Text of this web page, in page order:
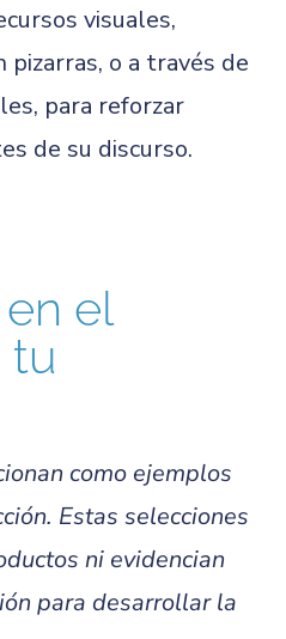
visuales,
o a través de
para reforzar
de su discurso.
en el
tu
como ejemplos
Estas selecciones
ni evidencian
para desarrollar la